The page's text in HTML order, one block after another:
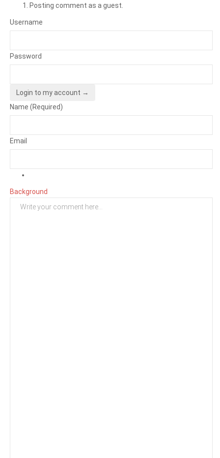
Posting comment as a guest.
Username
Password
Login to my account →
Name (Required)
Email
Background